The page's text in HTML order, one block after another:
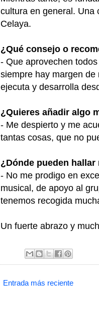
cultura en general. Una
Celaya.
¿Qué consejo o
- Que aprovechen
siempre hay margen
ejecuta y desarrolla
¿Quieres añadir algo
- Me despierto y me
tantas cosas, que no
¿Dónde pueden
- No me prodigo en
musical, de apoyo al
tenemos recogida
Un fuerte abrazo y
Entrada más reciente